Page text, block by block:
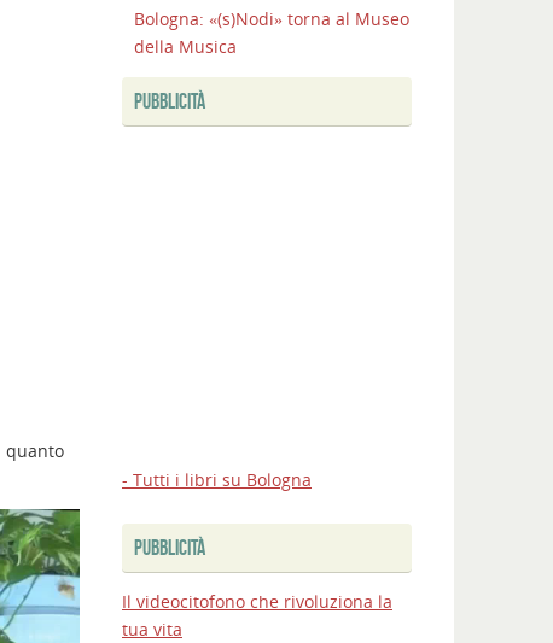
quanto
Bologna: «(s)Nodi» torna al Museo
della Musica
PUBBLICITÀ
- Tutti i libri su Bologna
PUBBLICITÀ
Il videocitofono che rivoluziona la
tua vita